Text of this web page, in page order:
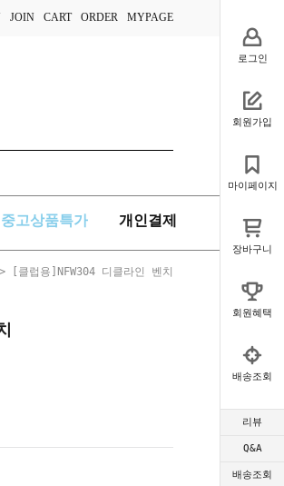
로그인
회원가입
마이페이지
장바구니
회원혜택
배송조회
리뷰
Q&A
배송조회
JOIN CART ORDER MYPAGE
중고상품특가 개인결제
> [클럽용]NFW304 디클라인 벤치